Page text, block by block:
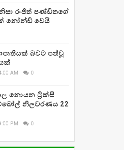
රංජිත් පණ්ඩිතගේ
නෝන්ඩි වෙයි
බවට පත්වූ
AM 0
නොයන ට්‍රික්සි
නිලවරණය 22
PM 0